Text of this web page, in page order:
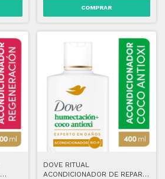
DOVE RITUAL
ACONDICIONADOR DE REPAR